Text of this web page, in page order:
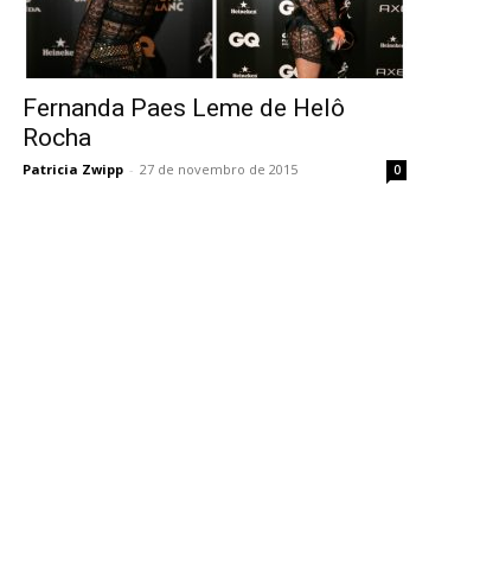
Fernanda Paes Leme de Helô
Rocha
Patricia Zwipp - 27 de novembro de 2015 0